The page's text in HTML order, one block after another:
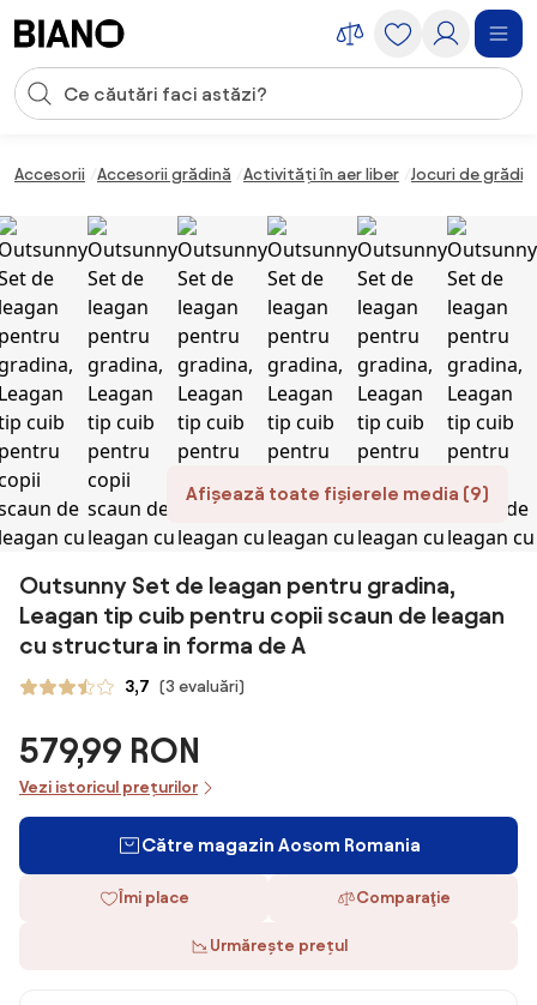
Introducerea căutării
Accesorii Accesorii grădină Activități în aer liber Jocuri de
Afișează toate fișierele media (9)
Outsunny Set de leagan pentru gradina,
Leagan tip cuib pentru copii scaun de leagan
cu structura in forma de A
3,7 (3 evaluări)
579,99 RON
Vezi istoricul prețurilor
Către magazin Aosom Romania
Îmi place Comparaţie
Urmărește prețul